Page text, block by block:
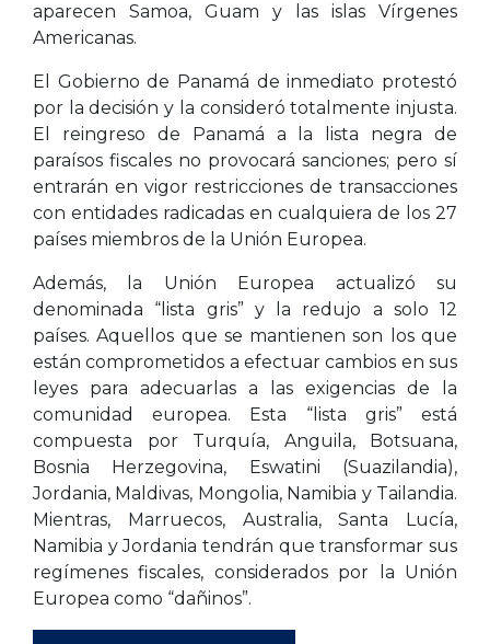
aparecen Samoa, Guam y las islas Vírgenes
Americanas.
El Gobierno de Panamá de inmediato protestó
por la decisión y la consideró totalmente injusta.
El reingreso de Panamá a la lista negra de
paraísos fiscales no provocará sanciones; pero sí
entrarán en vigor restricciones de transacciones
con entidades radicadas en cualquiera de los 27
países miembros de la Unión Europea.
Además, la Unión Europea actualizó su
denominada “lista gris” y la redujo a solo 12
países. Aquellos que se mantienen son los que
están comprometidos a efectuar cambios en sus
leyes para adecuarlas a las exigencias de la
comunidad europea. Esta “lista gris” está
compuesta por Turquía, Anguila, Botsuana,
Bosnia Herzegovina, Eswatini (Suazilandia),
Jordania, Maldivas, Mongolia, Namibia y Tailandia.
Mientras, Marruecos, Australia, Santa Lucía,
Namibia y Jordania tendrán que transformar sus
regímenes fiscales, considerados por la Unión
Europea como “dañinos”.